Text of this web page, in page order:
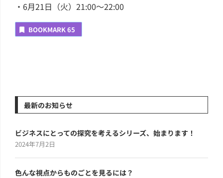
・6月21日（火）21:00～22:00
BOOKMARK 65
最新のお知らせ
ビジネスにとっての探究を考えるシリーズ、始まります！
2024年7月2日
色んな視点からものごとを見るには？